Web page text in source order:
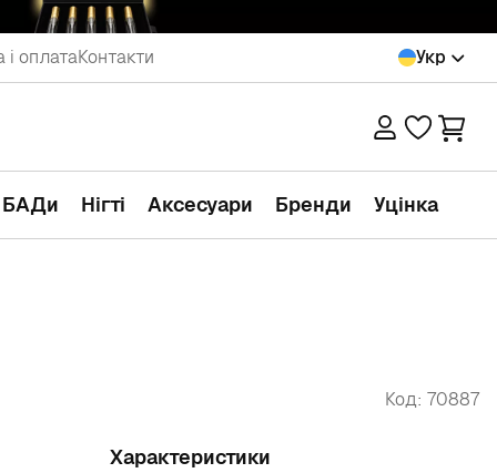
і оплатаКонтакти Укр
БАДи Нігті Аксесуари Бренди Уцінка
Код: 70887
Характеристики